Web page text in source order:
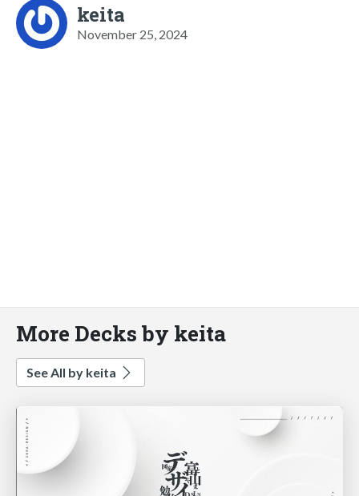
keita
November 25, 2024
More Decks by keita
See All by keita